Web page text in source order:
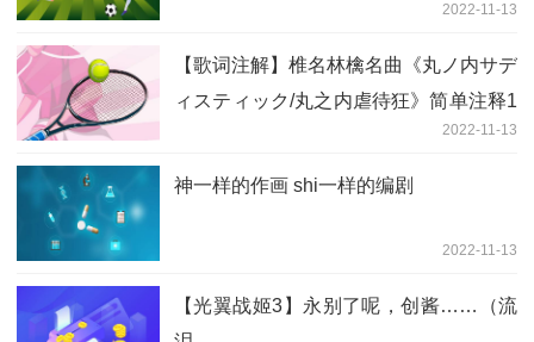
2022-11-13
【歌词注解】椎名林檎名曲《丸ノ内サデ
ィスティック/丸之内虐待狂》简单注释1
2022-11-13
神一样的作画 shi一样的编剧
2022-11-13
【光翼战姬3】永别了呢，创酱……（流